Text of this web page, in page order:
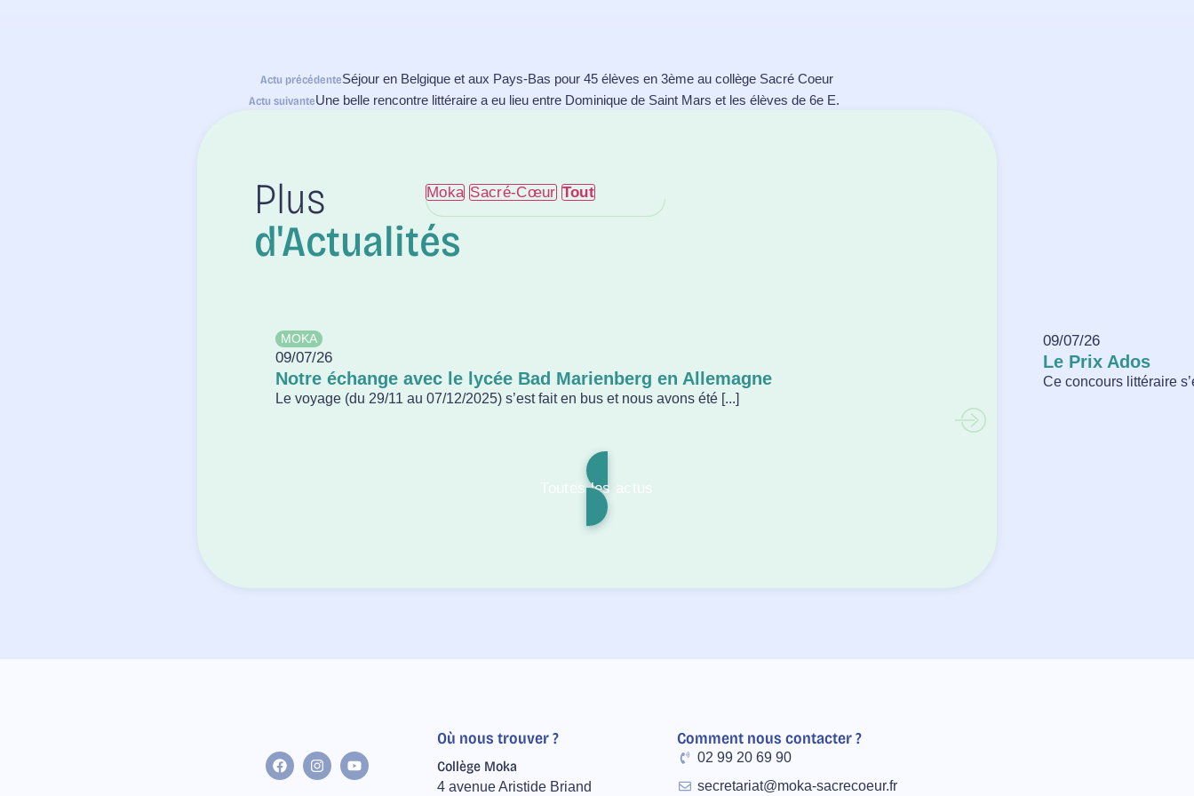
Actu précédenteSéjour en Belgique et aux Pays-Bas pour 45 élèves en 3ème au collège Sacré Coeur
Actu suivanteUne belle rencontre littéraire a eu lieu entre Dominique de Saint Mars et les élèves de 6e E.
Plus
d'Actualités
Moka Sacré-Cœur Tout
MOKA
09/07/26
Notre échange avec le lycée Bad Marienberg en Allemagne
Le voyage (du 29/11 au 07/12/2025) s’est fait en bus et nous avons été [...]
09/07/26
Le Prix Ados
Ce concours littéraire
Toutes les actus
Où nous trouver ?
Collège Moka
4 avenue Aristide Briand
Comment nous contacter ?
02 99 20 69 90
secretariat@moka-sacrecoeur.fr